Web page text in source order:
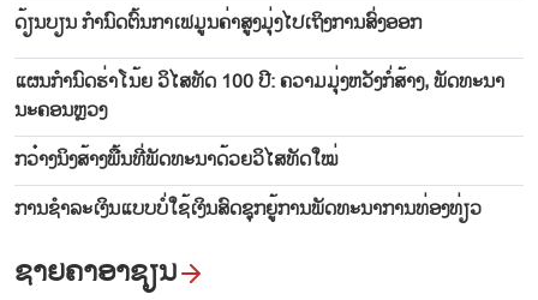
ດ້ຽນ​ບຽນ ​ກຳ​ນົດ​ຕົ້ນ​ກາ​ເຟ​ມູນ​ຄ່າ​ສູງ​ມຸ່ງ​ໄປ​ເຖິງ​ການ​ສົ່ງ​ອອກ
ແຜນກຳ​ນົດ​ຮ່າ​ໂນ້ຍ​ ວິ​ໄສ​ທັດ 100 ປີ: ຄວາມ​ມຸ່ງ​ຫວັງ​ກໍ່​ສ້າງ, ພັດ​ທະ​ນາ​
ນະ​ຄອນຫຼວງ
ກວ໋າງ​ນິງ​ສ້າງ​ພື້ນ​ທີ່​ພັດ​ທະ​ນາ​ດ້ວ​ຍ​ວິ​ໄສ​ທັດ​ໃໝ່
ການ​ຊຳ​ລະ​ເງິນແບບ​ບໍ່​ໃຊ້​ເງິນ​ສົດ​ຊຸກ​ຍູ້​ການ​ພັດ​ທະ​ນາ​ການ​ທ່ອງ​ທ່ຽວ
ຊາຍຄາອາຊຽນ